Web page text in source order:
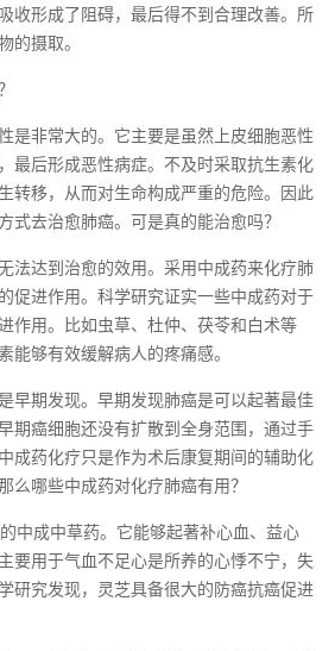
收形成了阻碍，最后得不到合理改善。所
的摄取。
是非常大的。它主要是虽然上皮细胞恶性
最后形成恶性病症。不及时采取抗生素化
转移，从而对生命构成严重的危险。因此
式去治愈肺癌。可是真的能治愈吗？
法达到治愈的效用。采用中成药来化疗肺
促进作用。科学研究证实一些中成药对于
作用。比如虫草、杜仲、茯苓和白术等
能够有效缓解病人的疼痛感。
早期发现。早期发现肺癌是可以起著最佳
期癌细胞还没有扩散到全身范围，通过手
成药化疗只是作为术后康复期间的辅助化
么哪些中成药对化疗肺癌有用？
中成中草药。它能够起著补心血、益心
要用于气血不足心是所养的心悸不宁，失
研究发现，灵芝具备很大的防癌抗癌促进